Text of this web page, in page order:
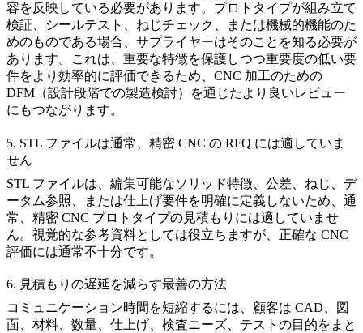
容を反映している必要があります。プロトタイプが組み立て
検証、シールテスト、ねじチェック、または機械的機能のた
めのものである場合、サプライヤーはそのことを知る必要が
あります。これは、重要な特徴を保護しつつ重要度の低い要
件をより効率的に評価できるため、 CNC 加工のための
DFM（設計段階での製造検討）
を通じたより良いレビュー
にもつながります。
5. STL ファイルは通常、精密 CNC の RFQ には適していま
せん
STL ファイルは、編集可能なソリッド特徴、公差、ねじ、デ
ータム参照、または仕上げ要件を明確に定義しないため、通
常、精密 CNC プロトタイプの見積もりには適していませ
ん。視覚的な参考資料としては役立ちますが、正確な CNC
評価には通常不十分です。
6. 見積もりの遅延を減らす最善の方法
コミュニケーション時間を短縮するには、顧客は CAD、図
面、材料、数量、仕上げ、検査ニーズ、テストの目的をまと